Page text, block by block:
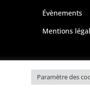
Évènements
Mentions
Paramètre des